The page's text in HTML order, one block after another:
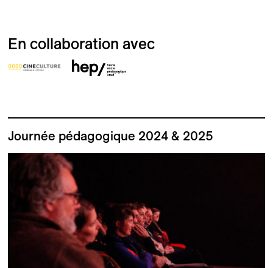
En collaboration avec
Journée pédagogique 2024 & 2025